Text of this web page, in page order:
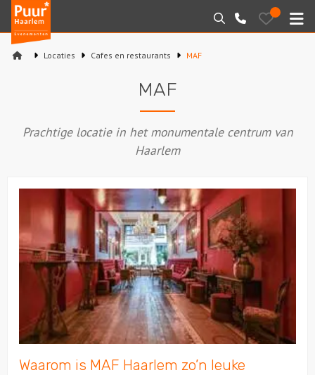
Puur*
Haarlem
bedrijfsuitjes
Zoeken
023-
2210130
Bewaarde
uitjes
Varen
Workshops
Rondleidingen
Locaties
Feesten
Over ons
Locaties Cafes en restaurants MAF
MAF
Prachtige locatie in het monumentale centrum van
Haarlem
Waarom is MAF Haarlem zo’n leuke